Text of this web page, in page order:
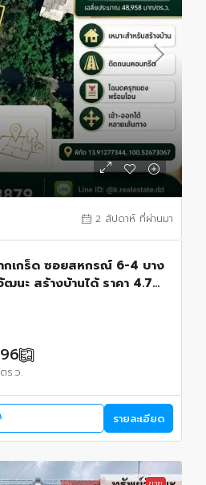
2 สัปดาห์ ที่ผ่านมา
กเกร็ด ซอยสหกรณ์ 6-4 บาง
นะ สร้างบ้านได้ ราคา 4.7
96
ตร.ว.
รายละเอียด